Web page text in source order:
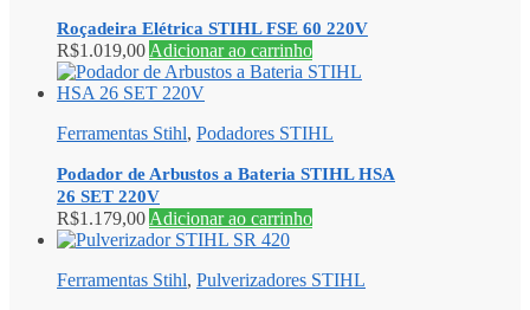
Roçadeira Elétrica STIHL FSE 60 220V
R$1.019,00 Adicionar ao carrinho
Ferramentas Stihl, Podadores STIHL
Podador de Arbustos a Bateria STIHL HSA
26 SET 220V
R$1.179,00 Adicionar ao carrinho
Ferramentas Stihl, Pulverizadores STIHL